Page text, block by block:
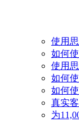
使用
如何
使用
如何
如何
真实
为